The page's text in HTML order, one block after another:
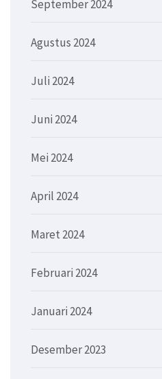
September 2024
Agustus 2024
Juli 2024
Juni 2024
Mei 2024
April 2024
Maret 2024
Februari 2024
Januari 2024
Desember 2023